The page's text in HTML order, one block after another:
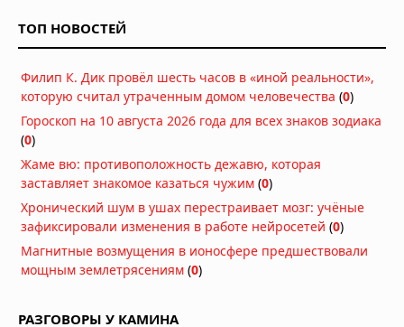
Град размером с кулак обрушился на
Польшу: разрушенные дома и
разбитые машины
Японии: эвакуация и отмена 500
07.08.2026 в 12:31
Нидерланды исчерпали все
средства борьбы с засухой
Затонувшие нацистские корабли
ТОП НОВОСТЕЙ
Филип К. Дик провёл шесть часов в «иной реальности»,
которую считал утраченным домом человечества (0)
Гороскоп на 10 августа 2026 года для всех знаков зодиака
(0)
Жаме вю: противоположность дежавю, которая
заставляет знакомое казаться чужим (0)
Хронический шум в ушах перестраивает мозг: учёные
зафиксировали изменения в работе нейросетей (0)
Магнитные возмущения в ионосфере предшествовали
мощным землетрясениям (0)
РАЗГОВОРЫ У КАМИНА